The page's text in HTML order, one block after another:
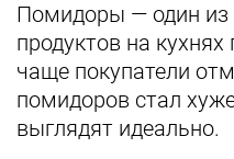
Помидоры — один
продуктов на
чаще покупатели
помидоров стал
выглядят идеально.